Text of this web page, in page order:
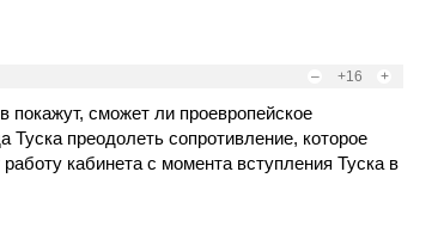
– +16 +
покажут, сможет ли проевропейское
Туска преодолеть сопротивление, которое
кабинета с момента вступления Туска в